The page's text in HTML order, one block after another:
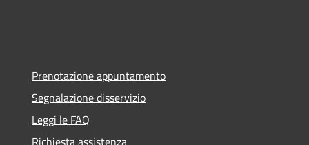
Prenotazione appuntamento
Segnalazione disservizio
Leggi le FAQ